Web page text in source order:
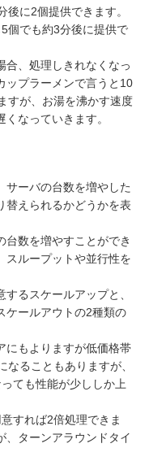
に2個提供できます。
個でも約3分後に提供で
合、処理しきれなくなっ
ップラーメンで言うと10
すが、お湯を沸かす速度
なっていきます。
サーバの台数を増やした
替えられるかどうかを表
台数を増やすことができ
スループットや並行性を
るスケールアップと、
ケールアウトの2種類の
にもよりますが低価格帯
ることもありますが、
ても性能が少ししか上
すれば2倍処理できま
、ターンアラウンドタイ